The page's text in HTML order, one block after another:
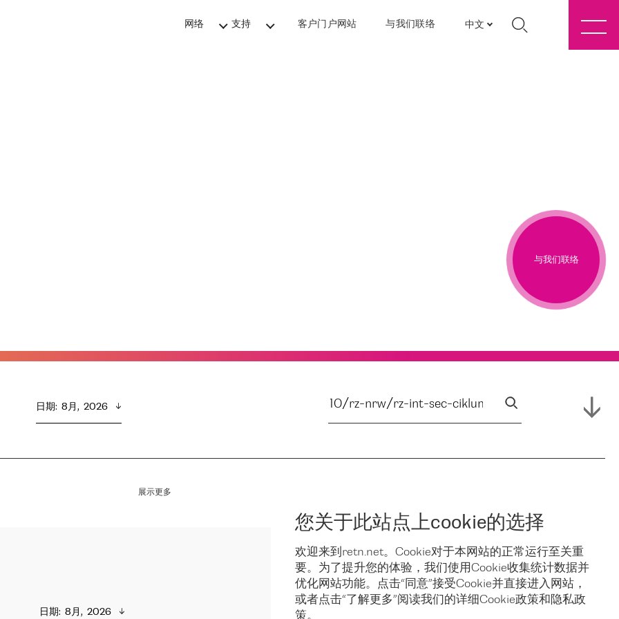
网络 支持 客户门户网站 与我们联络 中文
您关于此站点上cookie的选择
欢迎来到retn.net。Cookie对于本网站的正常运行至关重
要。为了提升您的体验，我们使用Cookie收集统计数据并
优化网站功能。点击“同意”接受Cookie并直接进入网站，
或者点击“了解更多”阅读我们的详细Cookie政策和隐私政
策。
与我们联络
日期: 8月,  2026
展示更多
日期: 8月,  2026